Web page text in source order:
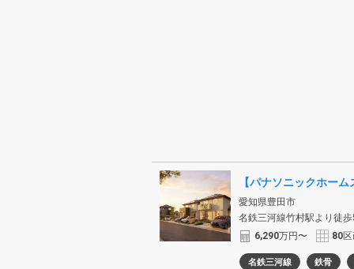
【パナソニックホー
愛知県豊田市
名鉄三河線竹村駅より徒
6,290万円〜 80区
名鉄三河線 鉄骨